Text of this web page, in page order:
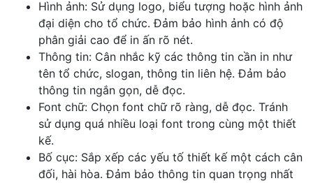
Hình ảnh: Sử dụng logo, biểu tượng hoặc hình ảnh
đại diện cho tổ chức. Đảm bảo hình ảnh có độ
phân giải cao để in ấn rõ nét.
Thông tin: Cân nhắc kỹ các thông tin cần in như
tên tổ chức, slogan, thông tin liên hệ. Đảm bảo
thông tin ngắn gọn, dễ đọc.
Font chữ: Chọn font chữ rõ ràng, dễ đọc. Tránh
sử dụng quá nhiều loại font trong cùng một thiết
kế.
Bố cục: Sắp xếp các yếu tố thiết kế một cách cân
đối, hài hòa. Đảm bảo thông tin quan trọng nhất